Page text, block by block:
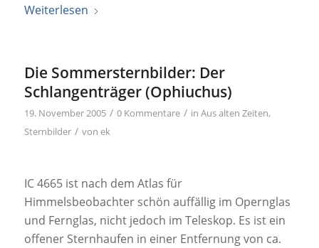
Weiterlesen
Die Sommersternbilder: Der
Schlangenträger (Ophiuchus)
19. November 2005 / 0 Kommentare / in Aus alten Zeiten,
Sternbilder / von ek
IC 4665 ist nach dem Atlas für
Himmelsbeobachter schön auffällig im Opernglas
und Fernglas, nicht jedoch im Teleskop. Es ist ein
offener Sternhaufen in einer Entfernung von ca.